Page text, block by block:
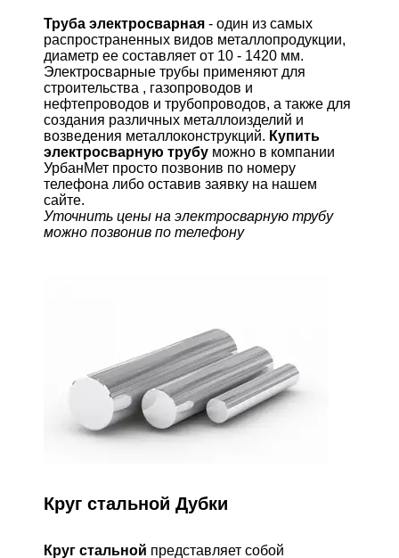
Труба электросварная - один из самых
распространенных видов металлопродукции,
диаметр ее составляет от 10 - 1420 мм.
Электросварные трубы применяют для
строительства , газопроводов и
нефтепроводов и трубопроводов, а также для
создания различных металлоизделий и
возведения металлоконструкций. Купить
электросварную трубу можно в компании
УрбанМет просто позвонив по номеру
телефона либо оставив заявку на нашем
сайте.
Уточнить цены на электросварную трубу
можно позвонив по телефону
Круг стальной Дубки
Круг стальной представляет собой